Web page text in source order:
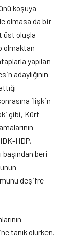
koşuya
olmasa da bir
üst oluşla
olmaktan
yapılan
adaylığının
ilişkin
gibi, Kürt
HDP,
başından beri
deşifre
tanık olurken,